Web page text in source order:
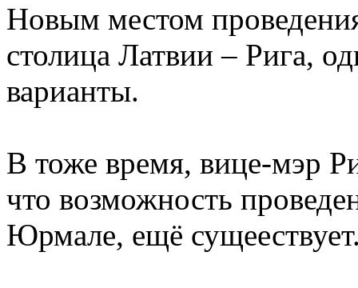
Новым местом
столица Латвии – Рига,
варианты.
В тоже время, вице-мэр
что возможность
Юрмале, ещё